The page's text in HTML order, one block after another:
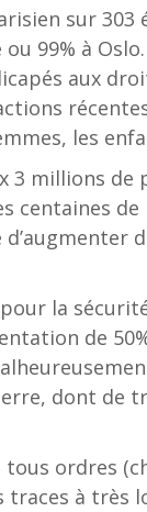
sur
99% à
aux
les
millions
centaines
la
de
dont de
tous ordres
à